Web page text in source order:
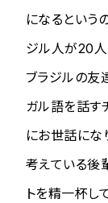
になるという
ジル人が20人
ブラジルの友
ガル語を話す
にお世話にな
考えている後
トを精一杯し